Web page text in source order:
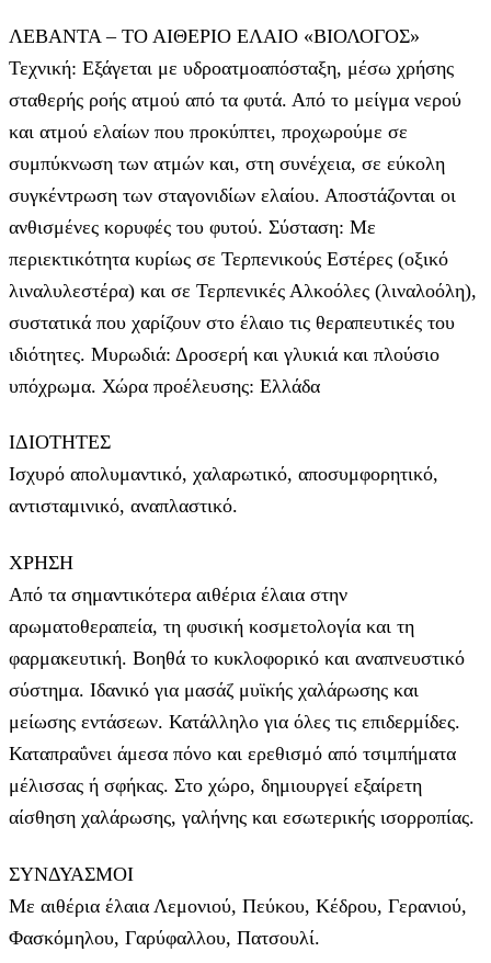
ΛΕΒΑΝΤΑ – ΤΟ ΑΙΘΕΡΙΟ ΕΛΑΙΟ «ΒΙΟΛΟΓΟΣ»
Τεχνική: Εξάγεται με υδροατμοαπόσταξη, μέσω χρήσης
σταθερής ροής ατμού από τα φυτά. Από το μείγμα νερού
και ατμού ελαίων που προκύπτει, προχωρούμε σε
συμπύκνωση των ατμών και, στη συνέχεια, σε εύκολη
συγκέντρωση των σταγονιδίων ελαίου. Αποστάζονται οι
ανθισμένες κορυφές του φυτού. Σύσταση: Με
περιεκτικότητα κυρίως σε Τερπενικούς Εστέρες (οξικό
λιναλυλεστέρα) και σε Τερπενικές Αλκοόλες (λιναλοόλη),
συστατικά που χαρίζουν στο έλαιο τις θεραπευτικές του
ιδιότητες. Μυρωδιά: Δροσερή και γλυκιά και πλούσιο
υπόχρωμα. Χώρα προέλευσης: Ελλάδα
ΙΔΙΟΤΗΤΕΣ
Ισχυρό απολυμαντικό, χαλαρωτικό, αποσυμφορητικό,
αντισταμινικό, αναπλαστικό.
ΧΡΗΣΗ
Από τα σημαντικότερα αιθέρια έλαια στην
αρωματοθεραπεία, τη φυσική κοσμετολογία και τη
φαρμακευτική. Βοηθά το κυκλοφορικό και αναπνευστικό
σύστημα. Ιδανικό για μασάζ μυϊκής χαλάρωσης και
μείωσης εντάσεων. Κατάλληλο για όλες τις επιδερμίδες.
Καταπραΰνει άμεσα πόνο και ερεθισμό από τσιμπήματα
μέλισσας ή σφήκας. Στο χώρο, δημιουργεί εξαίρετη
αίσθηση χαλάρωσης, γαλήνης και εσωτερικής ισορροπίας.
ΣΥΝΔΥΑΣΜΟΙ
Με αιθέρια έλαια Λεμονιού, Πεύκου, Κέδρου, Γερανιού,
Φασκόμηλου, Γαρύφαλλου, Πατσουλί.